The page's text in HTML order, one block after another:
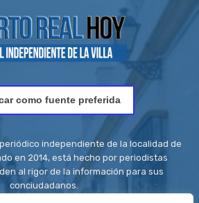
como fuente preferida
independiente de la localidad de
en 2014, está hecho por periodistas
al rigor de la información para sus
conciudadanos.